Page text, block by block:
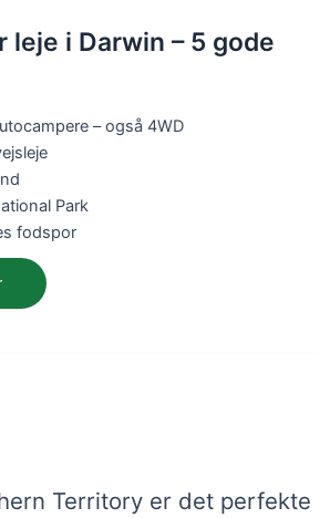
leje i Darwin – 5 gode
– også 4WD
Park
fodspor
Territory er det perfekte